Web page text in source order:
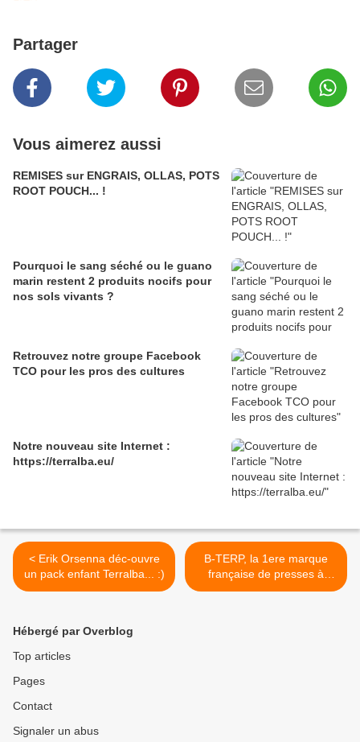
Partager
Vous aimerez aussi
REMISES sur ENGRAIS, OLLAS, POTS
ROOT POUCH... !
Pourquoi le sang séché ou le guano
marin restent 2 produits nocifs pour
nos sols vivants ?
Retrouvez notre groupe Facebook
TCO pour les pros des cultures
Notre nouveau site Internet :
https://terralba.eu/
< Erik Orsenna déc-ouvre
un pack enfant Terralba... :)
B-TERP, la 1ere marque
française de presses à
extraction d'huiles
Hébergé par Overblog
Top articles
Pages
Contact
Signaler un abus